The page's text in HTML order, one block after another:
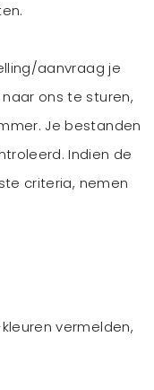
aanvraag je
ons te sturen,
Je bestanden
Indien de
criteria, nemen
vermelden,